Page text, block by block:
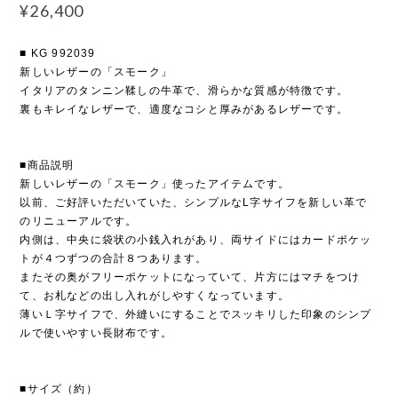
¥26,400
■ KG 992039
新しいレザーの「スモーク」
イタリアのタンニン鞣しの牛革で、滑らかな質感が特徴です。
裏もキレイなレザーで、適度なコシと厚みがあるレザーです。
■商品説明
新しいレザーの「スモーク」使ったアイテムです。
以前、ご好評いただいていた、シンプルなL字サイフを新しい革で
のリニューアルです。
内側は、中央に袋状の小銭入れがあり、両サイドにはカードポケッ
トが４つずつの合計８つあります。
またその奥がフリーポケットになっていて、片方にはマチをつけ
て、お札などの出し入れがしやすくなっています。
薄いＬ字サイフで、外縫いにすることでスッキリした印象のシンプ
ルで使いやすい長財布です。
■サイズ（約）